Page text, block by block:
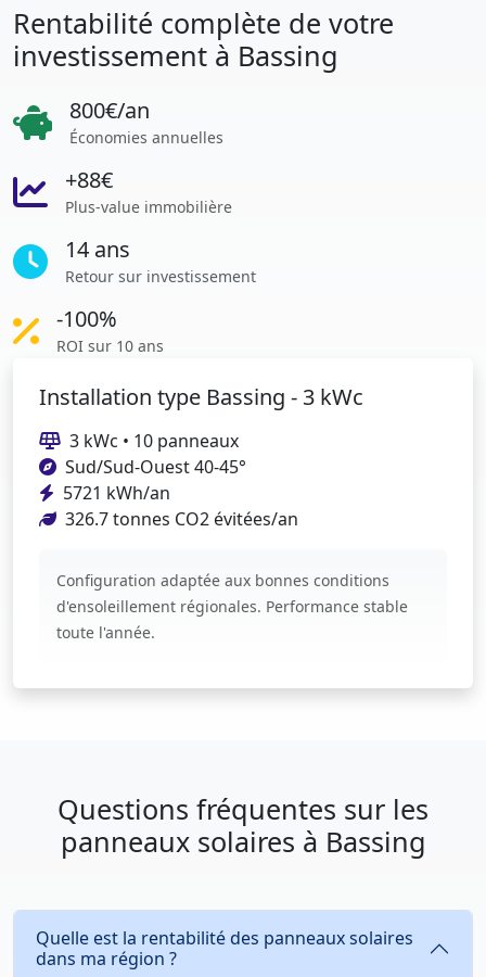
Rentabilité complète de votre
investissement à Bassing
800€/an
Économies annuelles
+88€
Plus-value immobilière
14 ans
Retour sur investissement
-100%
ROI sur 10 ans
Installation type Bassing - 3 kWc
3 kWc • 10 panneaux
Sud/Sud-Ouest 40-45°
5721 kWh/an
326.7 tonnes CO2 évitées/an
Configuration adaptée aux bonnes conditions
d'ensoleillement régionales. Performance stable
toute l'année.
Questions fréquentes sur les
panneaux solaires à Bassing
Quelle est la rentabilité des panneaux solaires
dans ma région ?